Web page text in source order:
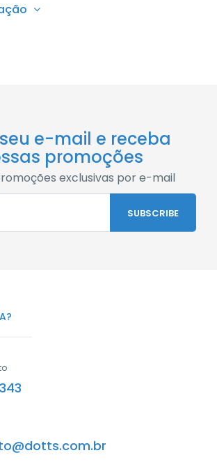
e-mail e receba
promoções
exclusivas por e-mail